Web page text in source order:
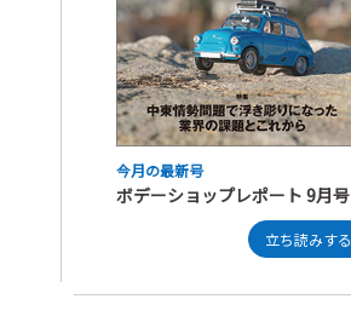
今月の最新号
ボデーショップレポート 9月号
立ち読みする